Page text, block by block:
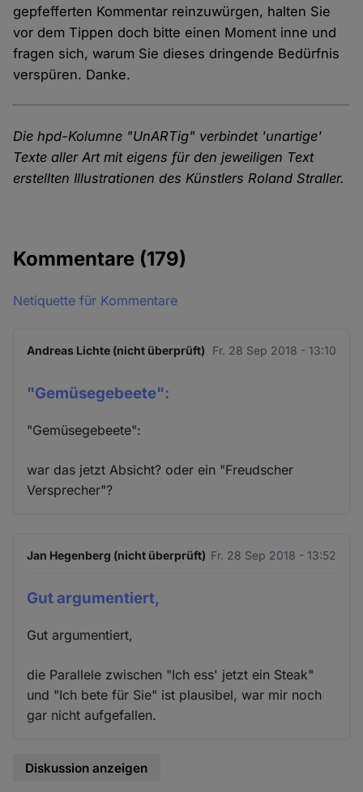
gepfefferten Kommentar reinzuwürgen, halten Sie
vor dem Tippen doch bitte einen Moment inne und
fragen sich, warum Sie dieses dringende Bedürfnis
verspüren. Danke.
Die hpd-Kolumne "UnARTig" verbindet 'unartige'
Texte aller Art mit eigens für den jeweiligen Text
erstellten Illustrationen des Künstlers Roland Straller.
Kommentare (179)
Netiquette für Kommentare
Andreas Lichte (nicht überprüft) Fr. 28 Sep 2018 - 13:10
"Gemüsegebeete":
"Gemüsegebeete":
war das jetzt Absicht? oder ein "Freudscher
Versprecher"?
Jan Hegenberg (nicht überprüft) Fr. 28 Sep 2018 - 13:52
Gut argumentiert,
Gut argumentiert,
die Parallele zwischen "Ich ess' jetzt ein Steak"
und "Ich bete für Sie" ist plausibel, war mir noch
gar nicht aufgefallen.
Diskussion anzeigen